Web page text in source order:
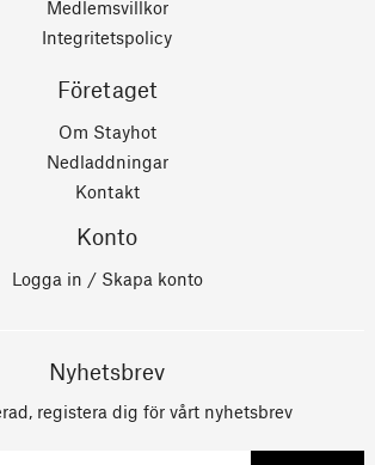
Medlemsvillkor
Integritetspolicy
Företaget
Om Stayhot
Nedladdningar
Kontakt
Konto
Logga in / Skapa konto
Nyhetsbrev
registera dig för vårt nyhetsbrev